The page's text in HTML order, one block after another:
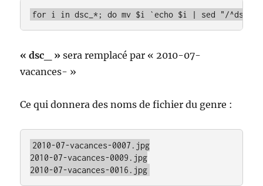
for i in dsc_*; do mv $i `echo $i | sed "/^dsc_/
« dsc_ » sera remplacé par « 2010-07-
vacances- »
Ce qui donnera des noms de fichier du genre :
2010-07-vacances-0007.jpg
2010-07-vacances-0009.jpg
2010-07-vacances-0016.jpg